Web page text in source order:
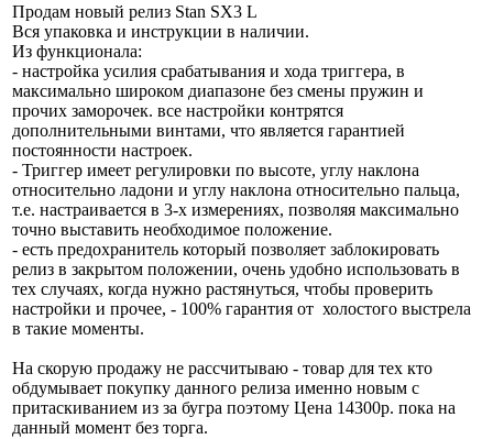
Продам новый релиз Stan SX3 L
Вся упаковка и инструкции в наличии.
Из функционала:
- настройка усилия срабатывания и хода триггера, в
максимально широком диапазоне без смены пружин и
прочих заморочек. все настройки контрятся
дополнительными винтами, что является гарантией
постоянности настроек.
- Триггер имеет регулировки по высоте, углу наклона
относительно ладони и углу наклона относительно пальца,
т.е. настраивается в 3-х измерениях, позволяя максимально
точно выставить необходимое положение.
- есть предохранитель который позволяет заблокировать
релиз в закрытом положении, очень удобно использовать в
тех случаях, когда нужно растянуться, чтобы проверить
настройки и прочее, - 100% гарантия от холостого выстрела
в такие моменты.
На скорую продажу не рассчитываю - товар для тех кто
обдумывает покупку данного релиза именно новым с
притаскиванием из за бугра поэтому Цена 14300р. пока на
данный момент без торга.